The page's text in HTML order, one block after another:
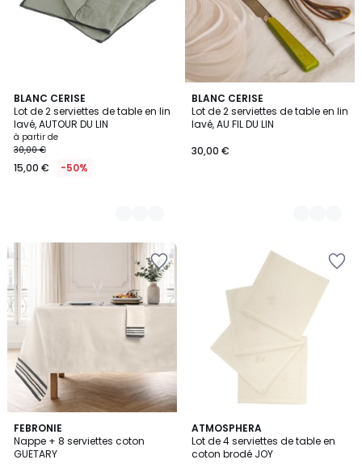
BLANC CERISE
Lot de 2 serviettes de table en lin
lavé, AUTOUR DU LIN
à partir de
30,00 €
15,00 € -50%
2
Couleurs
BLANC CERISE
Lot de 2 serviettes de table en lin
lavé, AU FIL DU LIN
30,00 €
4
Couleurs
FEBRONIE
Nappe + 8 serviettes coton
GUETARY
5
Couleurs
ATMOSPHERA
Lot de 4 serviettes de table en
coton brodé JOY
2
Couleurs